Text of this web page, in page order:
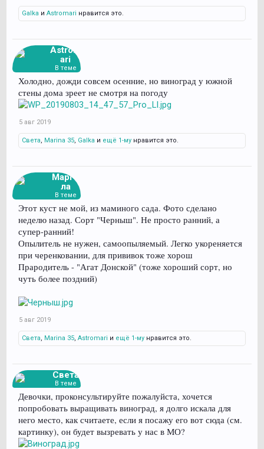
Galka и Astromari нравится это.
Astrom
ari
В теме
Холодно, дожди совсем осенние, но виноград у южной
стены дома зреет не смотря на погоду
5 авг 2019
Света, Marina 35, Galka и ещё 1-му нравится это.
Марго
ла
В теме
Этот куст не мой, из маминого сада. Фото сделано
неделю назад. Сорт "Черныш". Не просто ранний, а
супер-ранний!
Опылитель не нужен, самоопыляемый. Легко укореняется
при черенковании, для прививок тоже хорош
Прародитель - "Агат Донской" (тоже хороший сорт, но
чуть более поздний)
5 авг 2019
Света, Marina 35, Astromari и ещё 1-му нравится это.
Света
В теме
Девочки, проконсультируйте пожалуйста, хочется
попробовать выращивать виноград, я долго искала для
него место, как считаете, если я посажу его вот сюда (см.
картинку), он будет вызревать у нас в МО?